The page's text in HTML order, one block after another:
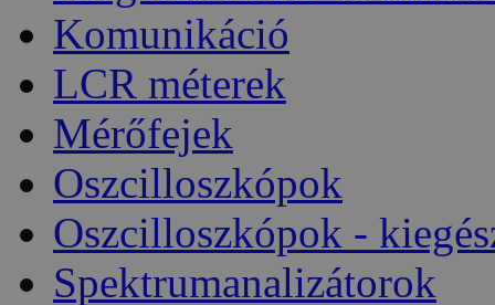
Komunikáció
LCR méterek
Mérőfejek
Oszcilloszkópok
Oszcilloszkópok -
Spektrumanalizátorok